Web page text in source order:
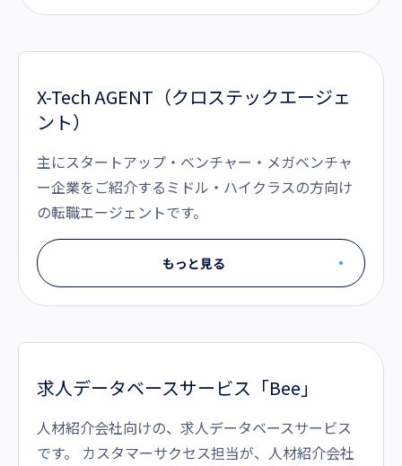
X-Tech AGENT（クロステックエージェ
ント）
主にスタートアップ・ベンチャー・メガベンチャ
ー企業をご紹介するミドル・ハイクラスの方向け
の転職エージェントです。
もっと見る
求人データベースサービス「Bee」
人材紹介会社向けの、求人データベースサービス
です。 カスタマーサクセス担当が、人材紹介会社